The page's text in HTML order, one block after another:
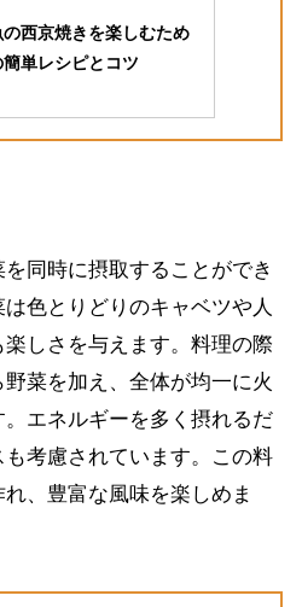
の西京焼きを楽しむため
簡単レシピとコツ
同時に摂取することができ
色とりどりのキャベツや人
しさを与えます。料理の際
菜を加え、全体が均一に火
エネルギーを多く摂れるだ
考慮されています。この料
、豊富な風味を楽しめま